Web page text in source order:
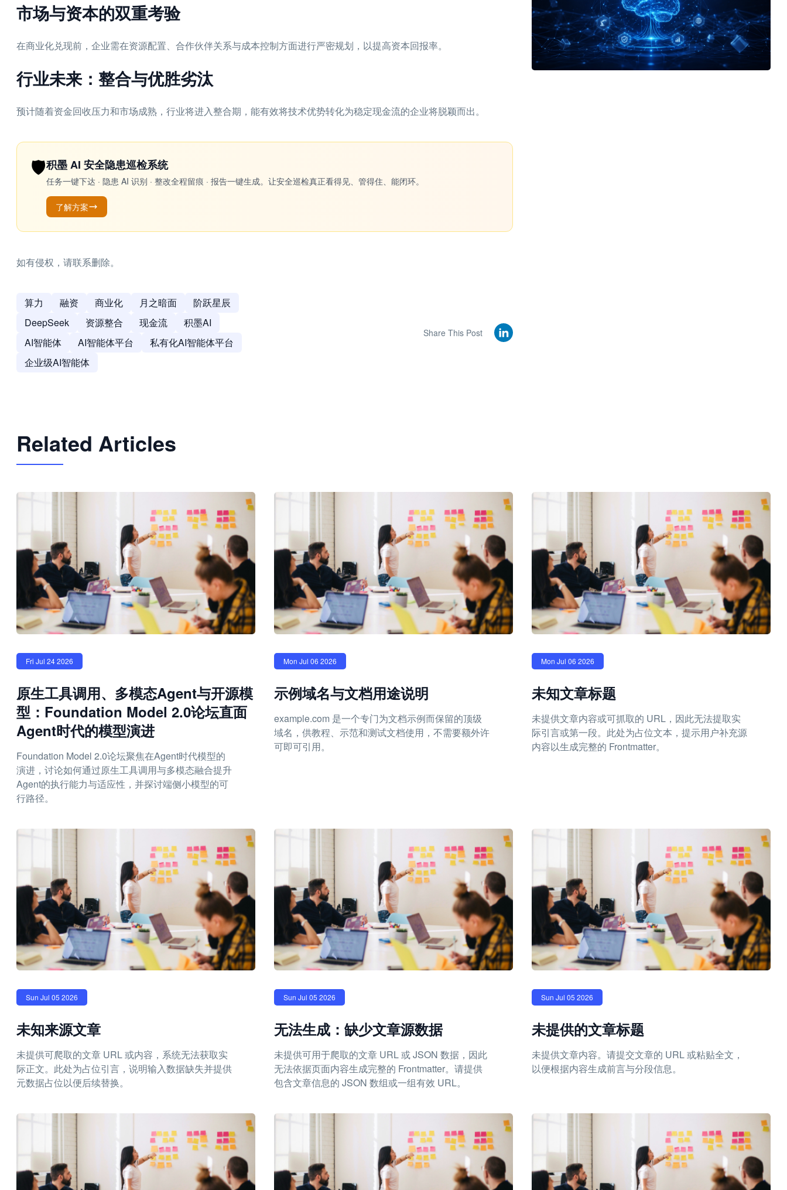
市场与资本的双重考验
在商业化兑现前，企业需在资源配置、合作伙伴关系与成本控制方面进行严密规划，以提高资本回报率。
行业未来：整合与优胜劣汰
预计随着资金回收压力和市场成熟，行业将进入整合期，能有效将技术优势转化为稳定现金流的企业将脱颖而出。
🛡️积墨 AI 安全隐患巡检系统
任务一键下达 · 隐患 AI 识别 · 整改全程留痕 · 报告一键生成。让安全巡检真正看得见、管得住、能闭环。
了解方案
如有侵权，请联系删除。
算力 融资 商业化 月之暗面
阶跃星辰
DeepSeek
资源整合 现金流
积墨AI
AI智能体
AI智能体平台
私有化AI智能体平台
企业级AI智能体
Share This Post
Related Articles
Fri Jul 24 2026
原生工具调用、多模态Agent与开源模
型：Foundation Model 2.0论坛直面
Agent时代的模型演进
Foundation Model 2.0论坛聚焦在Agent时代模型的
演进，讨论如何通过原生工具调用与多模态融合提升
Agent的执行能力与适应性，并探讨端侧小模型的可
行路径。
Mon Jul 06 2026
示例域名与文档用途说明
example.com 是一个专门为文档示例而保留的顶级
域名，供教程、示范和测试文档使用，不需要额外许
可即可引用。
Mon Jul 06 2026
未知文章标题
未提供文章内容或可抓取的 URL，因此无法提取实
际引言或第一段。此处为占位文本，提示用户补充源
内容以生成完整的 Frontmatter。
Sun Jul 05 2026
未知来源文章
未提供可爬取的文章 URL 或内容，系统无法获取实
际正文。此处为占位引言，说明输入数据缺失并提供
元数据占位以便后续替换。
Sun Jul 05 2026
无法生成：缺少文章源数据
未提供可用于爬取的文章 URL 或 JSON 数据，因此
无法依据页面内容生成完整的 Frontmatter。请提供
包含文章信息的 JSON 数组或一组有效 URL。
Sun Jul 05 2026
未提供的文章标题
未提供文章内容。请提交文章的 URL 或粘贴全文，
以便根据内容生成前言与分段信息。